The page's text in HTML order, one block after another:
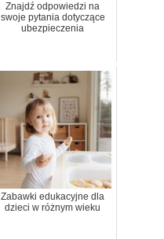
Znajdź odpowiedzi na
swoje pytania dotyczące
ubezpieczenia
Zabawki edukacyjne dla
dzieci w różnym wieku